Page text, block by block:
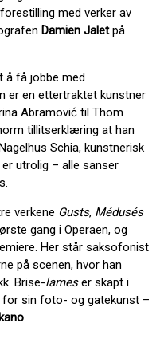
med verker av
Damien Jaletpå
å få jobbe med
er en ettertraktet kunstner
Abramović til Thom
tillitserklæring at han
Schia, kunstnerisk
utrolig – alle sanser
verkene Gusts, Médusés
gang i Operaen, og
Her står saksofonist
på scenen, hvor han
Brise-lameser skapt i
sin foto- og gatekunst –
.